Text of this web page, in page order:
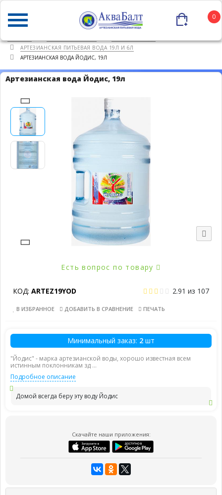
0
АРТЕЗИАНСКАЯ ПИТЬЕВАЯ ВОДА 19Л И 6Л
АРТЕЗИАНСКАЯ ВОДА ЙОДИС, 19Л
Артезианская вода Йодис, 19л
Есть вопрос по товару
КОД: ARTEZ19YOD 2.91 из 107
В ИЗБРАННОЕ ДОБАВИТЬ В СРАВНЕНИЕ ПЕЧАТЬ
Минимальный заказ: 2 шт
"Йодис" - марка артезианской воды, хорошо известная всем
истинным поклонникам зд ...
Подробное описание
Домой всегда беру эту воду Йодис
Скачайте наши приложения: